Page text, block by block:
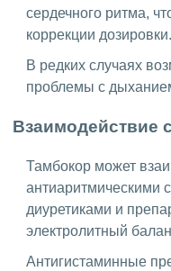
сердечного ритма,
коррекции дозировки.
В редких случаях
проблемы с
Взаимодействие
Тамбокор может
антиаритмическими
диуретиками и
электролитный
Антигистаминные